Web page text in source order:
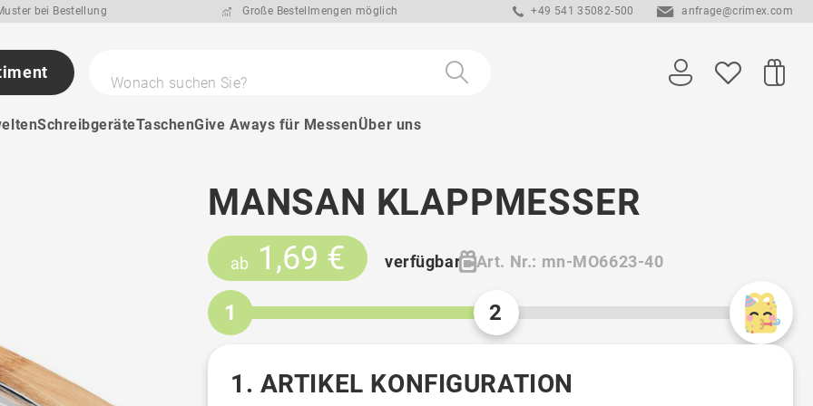
bei Bestellung Große Bestellmengen möglich +49 541 35082-500 anfrage@crimex.com
Wonach suchen Sie?
SchreibgeräteTaschenGive Aways für MessenÜber uns
MANSAN KLAPPMESSER
ab 1,69 € verfügbar Art. Nr.: mn-MO6623-40
1 2
1. ARTIKEL KONFIGURATION